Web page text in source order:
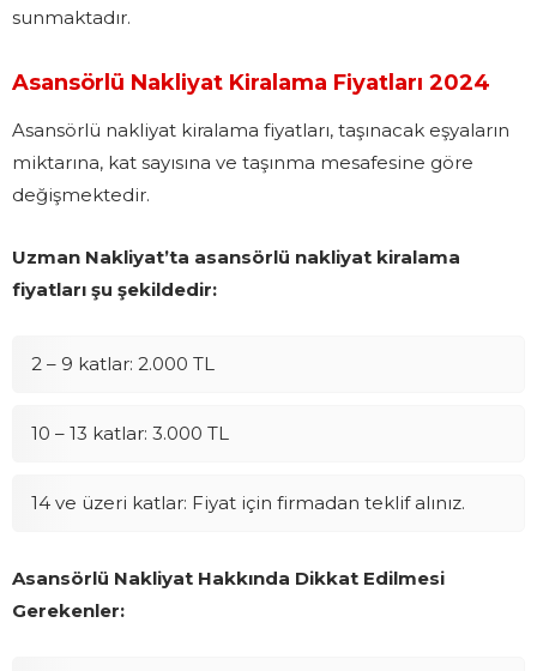
sunmaktadır.
Asansörlü Nakliyat Kiralama Fiyatları 2024
Asansörlü nakliyat kiralama fiyatları, taşınacak eşyaların
miktarına, kat sayısına ve taşınma mesafesine göre
değişmektedir.
Uzman Nakliyat’ta asansörlü nakliyat kiralama
fiyatları şu şekildedir:
2 – 9 katlar: 2.000 TL
10 – 13 katlar: 3.000 TL
14 ve üzeri katlar: Fiyat için firmadan teklif alınız.
Asansörlü Nakliyat Hakkında Dikkat Edilmesi
Gerekenler: